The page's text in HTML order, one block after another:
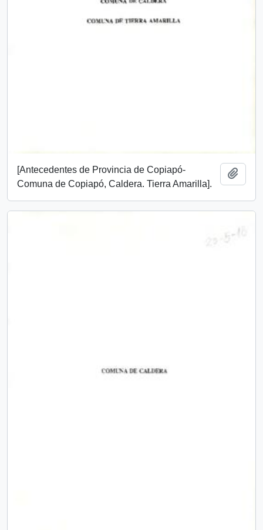
[Antecedentes de Provincia de Copiapó-
Comuna de Copiapó, Caldera. Tierra Amarilla].